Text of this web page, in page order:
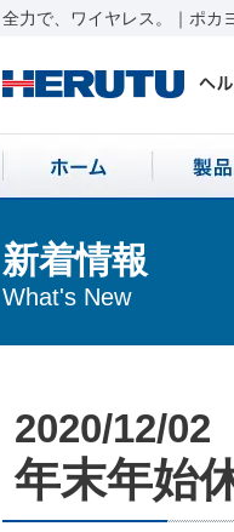
全力で、ワイヤレス。｜ポカ
新着情報
What's New
2020/12/02
年末年始